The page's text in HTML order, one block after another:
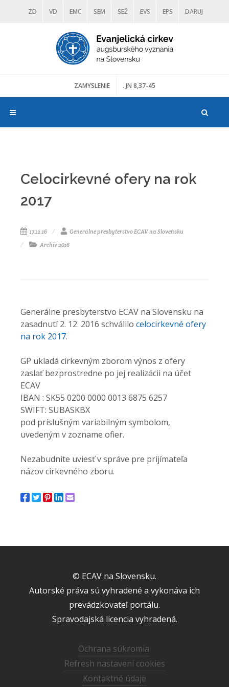
ZD VD EMC SEM SEŽ EVS EPS DARUJ
DIAKONIA ŠKOLY TRANOSCIUS
ZAMYSLENIE . JN 8,37-45
Celocirkevné ofery na rok
2017
17.12.16
Generálne presbyterstvo ECAV na Slovensku
Archív 2016
Generálne presbyterstvo ECAV na Slovensku na
zasadnutí 2. 12. 2016 schválilo celocirkevné ofery
na rok 2017.
GP ukladá cirkevným zborom výnos z ofery
zaslať bezprostredne po jej realizácii na účet
ECAV
IBAN : SK55 0200 0000 0013 6875 6257
SWIFT: SUBASKBX
pod príslušným variabilným symbolom,
uvedeným v zozname ofier.
Nezabudnite uviesť v správe pre prijímateľa
názov cirkevného zboru.
© ECAV na Slovensku.
Autorské práva sú vyhradené a vykonáva ich
prevádzkovateľ portálu.
Spravodajská licencia vyhradená.
Ochrana súkromia
Refresh nastavení cookies
Kontaktné údaje